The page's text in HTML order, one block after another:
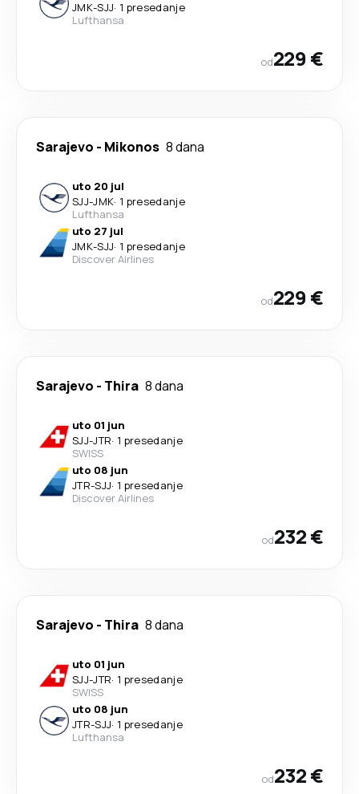
JMK-SJJ· 1 presedanje
Lufthansa
od229 €
Sarajevo - Mikonos 8 dana
uto 20 jul
SJJ-JMK· 1 presedanje
Lufthansa
uto 27 jul
JMK-SJJ· 1 presedanje
Discover Airlines
od229 €
Sarajevo - Thira 8 dana
uto 01 jun
SJJ-JTR· 1 presedanje
SWISS
uto 08 jun
JTR-SJJ· 1 presedanje
Discover Airlines
od232 €
Sarajevo - Thira 8 dana
uto 01 jun
SJJ-JTR· 1 presedanje
SWISS
uto 08 jun
JTR-SJJ· 1 presedanje
Lufthansa
od232 €